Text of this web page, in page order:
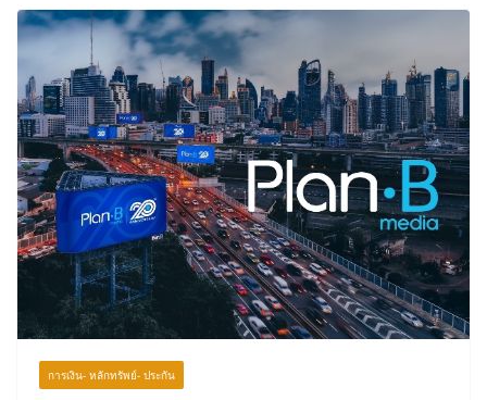
การเงิน- หลักทรัพย์- ประกัน